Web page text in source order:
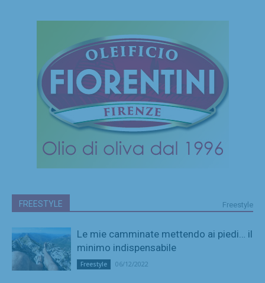
FREESTYLE Freestyle
Le mie camminate mettendo ai piedi… il
minimo indispensabile
Freestyle 06/12/2022